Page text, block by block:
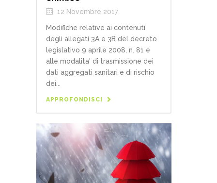
12 Novembre 2017
Modifiche relative ai contenuti
degli allegati 3A e 3B del decreto
legislativo 9 aprile 2008, n. 81 e
alle modalita' di trasmissione dei
dati aggregati sanitari e di rischio
dei...
APPROFONDISCI